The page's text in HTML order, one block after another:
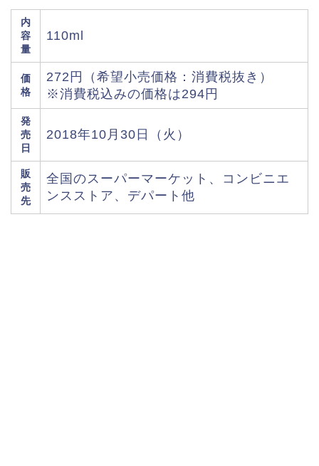
内
容
量
110ml
価
格
272円（希望小売価格：消費税抜き）
※消費税込みの価格は294円
発
売
日
2018年10月30日（火）
販
売
先
全国のスーパーマーケット、コンビニエ
ンスストア、デパート他